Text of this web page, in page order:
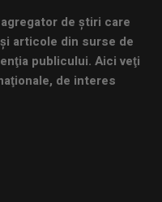
de ştiri care
articole din surse de
publicului. Aici veţi
de interes